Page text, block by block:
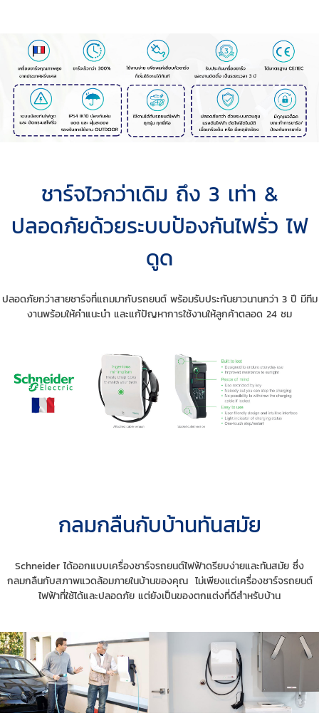
ชาร์จไวกว่าเดิม ถึง 3 เท่า &
ปลอดภัยด้วยระบบป้องกันไฟรั่ว ไฟ
ดูด
ปลอดภัยกว่าสายชาร์จที่แถมมากับรถยนต์ พร้อมรับประกันยาวนานกว่า 3 ปี มีทีม
งานพร้อมให้คำแนะนำ และแก้ปัญหาการใช้งานให้ลูกค้าตลอด 24 ชม
กลมกลืนกับบ้านทันสมัย
Schneider ได้ออกแบบเครื่องชาร์จรถยนต์ไฟฟ้าดรียบง่ายและทันสมัย ซึ่ง
กลมกลืนกับสภาพแวดล้อมภายในบ้านของคุณ ไม่เพียงแต่เครื่องชาร์จรถยนต์
ไฟฟ้าที่ใช้ได้และปลอดภัย แต่ยังเป็นของตกแต่งที่ดีสำหรับบ้าน